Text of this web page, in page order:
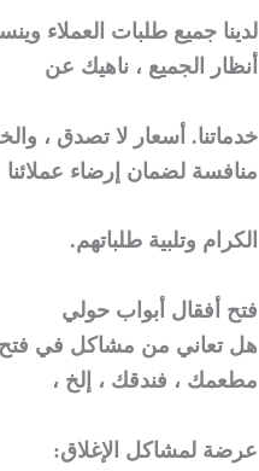
لدينا جميع طلبات العملاء
أنظار الجميع ، ناهيك عن
خدماتنا. أسعار لا تصدق ،
منافسة لضمان إرضاء عملائنا
الكرام وتلبية طلباتهم.
فتح أفقال أبواب حولي
هل تعاني من مشاكل في فتح
مطعمك ، فندقك ، إلخ ،
عرضة لمشاكل الإغلاق: